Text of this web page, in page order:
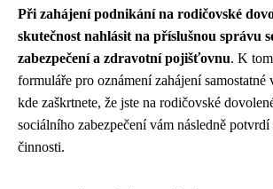
Při zahájení podnikání na rodičovské
skutečnost nahlásit na příslušnou správu
zabezpečení a zdravotní pojišťovnu. K
formuláře pro oznámení zahájení samostatné
kde zaškrtnete, že jste na rodičovské
sociálního zabezpečení vám následně potvrdí
činnosti.